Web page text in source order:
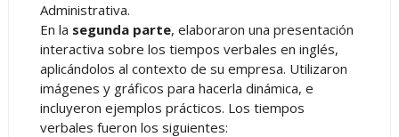
Administrativa.
En la segunda parte, elaboraron una presentación
interactiva sobre los tiempos verbales en inglés,
aplicándolos al contexto de su empresa. Utilizaron
imágenes y gráficos para hacerla dinámica, e
incluyeron ejemplos prácticos. Los tiempos
verbales fueron los siguientes: